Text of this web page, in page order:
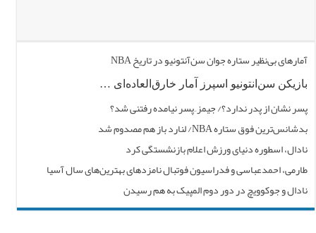
آمارهای بی‌نظیر ستاره جوان سن‌آنتونیو در تاریخ NBA
بازیکن سن‌انتونیو اسپرز آمار خارق‌العاده‌ای …
پسر نشان از پدر ندارد؟/ جیمز ِ پسر نیامده رفتنی شد؟
بدشانس‌ترین فوق ستاره NBA/ لنارد باز هم مصدوم شد
نادال، اسطوره دنیای ورزش اعلام بازنشستگی کرد
طارمی، احمدعباسی و فدراسیون فوتبال نامزدهای بهترین‌های سال آسیا
نادال و جوکوویچ در دور دوم المپیک به هم رسیدن